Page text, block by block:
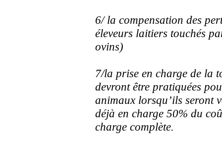
6/ la compensation des
éleveurs laitiers touchés
ovins)
7/la prise en charge de la
devront être pratiquées
animaux lorsqu’ils seront
déjà en charge 50% du
charge complète.